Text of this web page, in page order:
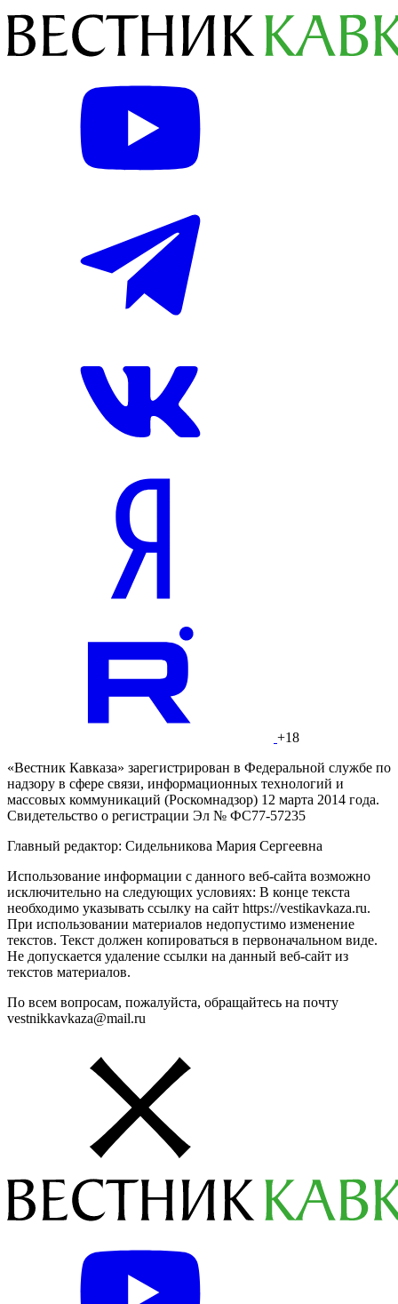
+18
«Вестник Кавказа» зарегистрирован в Федеральной службе по
надзору в сфере связи, информационных технологий и
массовых коммуникаций (Роскомнадзор) 12 марта 2014 года.
Свидетельство о регистрации Эл № ФС77-57235
Главный редактор: Сидельникова Мария Сергеевна
Использование информации с данного веб-сайта возможно
исключительно на следующих условиях: В конце текста
необходимо указывать ссылку на сайт https://vestikavkaza.ru.
При использовании материалов недопустимо изменение
текстов. Текст должен копироваться в первоначальном виде.
Не допускается удаление ссылки на данный веб-сайт из
текстов материалов.
По всем вопросам, пожалуйста, обращайтесь на почту
vestnikkavkaza@mail.ru